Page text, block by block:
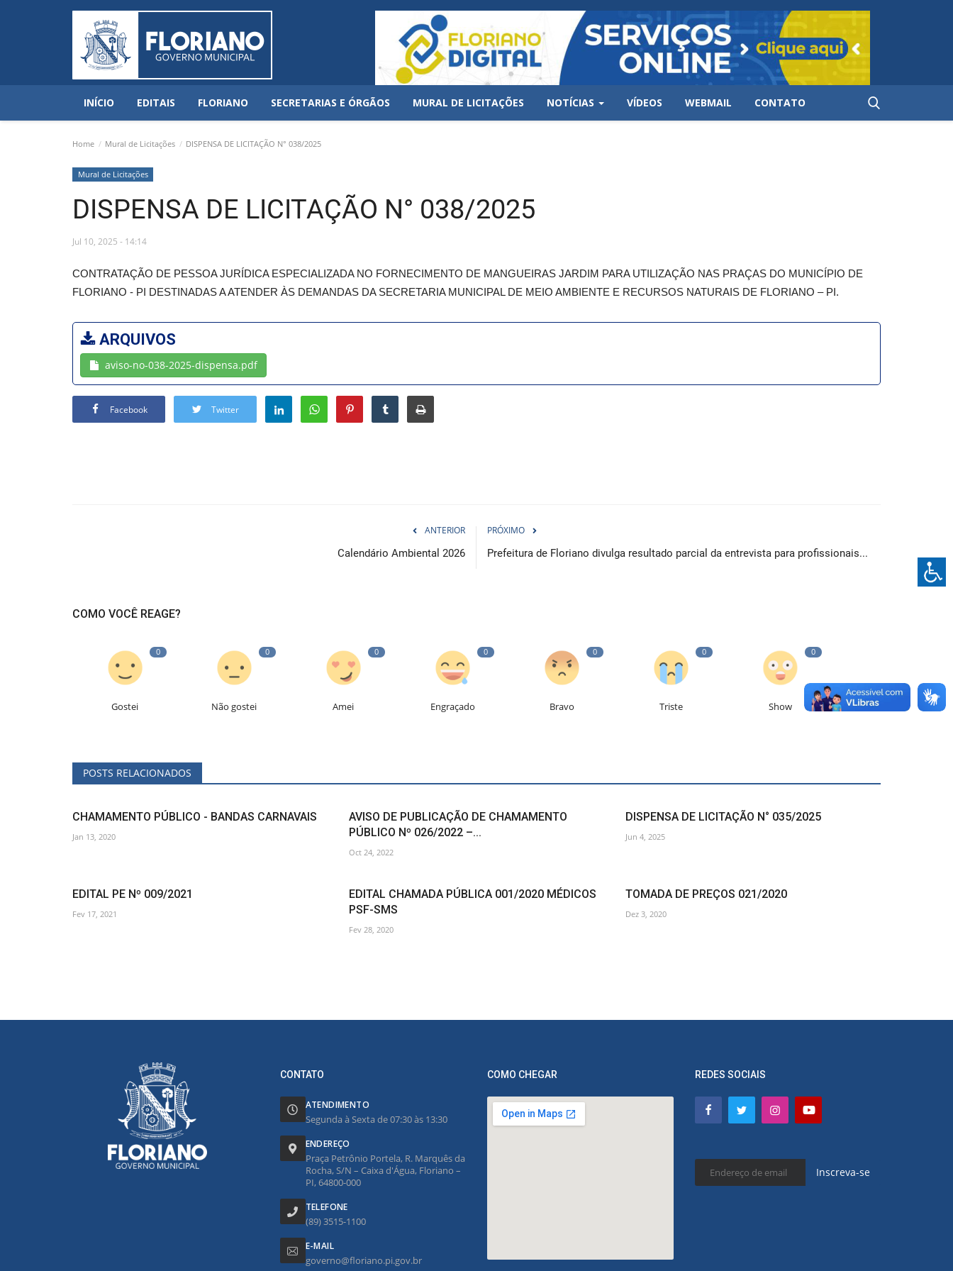
INÍCIO EDITAIS FLORIANO SECRETARIAS E ÓRGÃOS MURAL DE LICITAÇÕES NOTÍCIAS VÍDEOS WEBMAIL CONTATO
Home Mural de Licitações DISPENSA DE LICITAÇÃO N° 038/2025
Mural de Licitações
DISPENSA DE LICITAÇÃO N° 038/2025
Jul 10, 2025 - 14:14
CONTRATAÇÃO DE PESSOA JURÍDICA ESPECIALIZADA NO FORNECIMENTO DE MANGUEIRAS JARDIM PARA UTILIZAÇÃO NAS PRAÇAS DO MUNICÍPIO DE
FLORIANO - PI DESTINADAS A ATENDER ÀS DEMANDAS DA SECRETARIA MUNICIPAL DE MEIO AMBIENTE E RECURSOS NATURAIS DE FLORIANO – PI.
ARQUIVOS
aviso-no-038-2025-dispensa.pdf
Facebook Twitter
ANTERIOR
Calendário Ambiental 2026
PRÓXIMO
Prefeitura de Floriano divulga resultado parcial da entrevista para profissionais...
COMO VOCÊ REAGE?
0
Gostei
0
Não gostei
0
Amei
0
Engraçado
0
Bravo
0
Triste
0
Show
POSTS RELACIONADOS
CHAMAMENTO PÚBLICO - BANDAS CARNAVAIS
Jan 13, 2020
AVISO DE PUBLICAÇÃO DE CHAMAMENTO
PÚBLICO Nº 026/2022 –...
Oct 24, 2022
DISPENSA DE LICITAÇÃO N° 035/2025
Jun 4, 2025
EDITAL PE Nº 009/2021
Fev 17, 2021
EDITAL CHAMADA PÚBLICA 001/2020 MÉDICOS
PSF-SMS
Fev 28, 2020
TOMADA DE PREÇOS 021/2020
Dez 3, 2020
CONTATO
ATENDIMENTO
Segunda à Sexta de 07:30 às 13:30
ENDEREÇO
Praça Petrônio Portela, R. Marquês da
Rocha, S/N – Caixa d'Água, Floriano –
PI, 64800-000
TELEFONE
(89) 3515-1100
E-MAIL
governo@floriano.pi.gov.br
COMO CHEGAR REDES SOCIAIS
Inscreva-se